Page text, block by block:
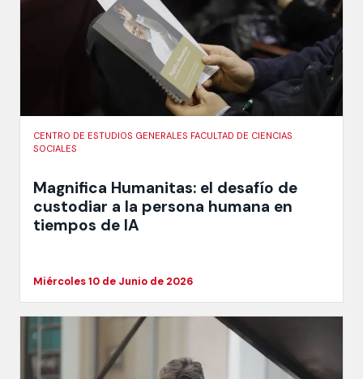
CENTRO DE ESTUDIOS GENERALES FACULTAD DE CIENCIAS
SOCIALES
Magnifica Humanitas: el desafío de
custodiar a la persona humana en
tiempos de IA
Miércoles 10 de Junio de 2026